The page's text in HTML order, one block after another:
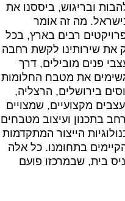
ובריגוש, ביססנו את
מה זה אומר
רבים בארץ, בכל
את שירותינו לקשת רחבה
פנים מובילים, דרך
את מטבח החלומות
בירושלים, הרצליה,
מקצועיים, שמצויים
בתכנון ועיצוב מטבחים
הייצור המתקדמות
בתחומנו. כל אלה
בית, שבמרכזו פועם